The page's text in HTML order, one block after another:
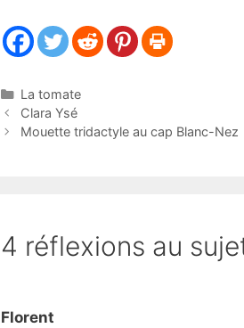
Catégories
La tomate
Clara Ysé
Mouette tridactyle au cap Blanc-Nez
4 réflexions au
Florent